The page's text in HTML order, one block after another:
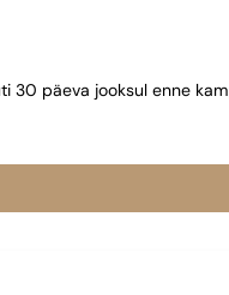
30 päeva jooksul enne